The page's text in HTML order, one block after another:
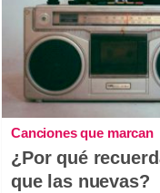
Canciones que marcan
¿Por qué
que las nuevas?